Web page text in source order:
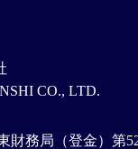
CO., LTD.
財務局（登金）第